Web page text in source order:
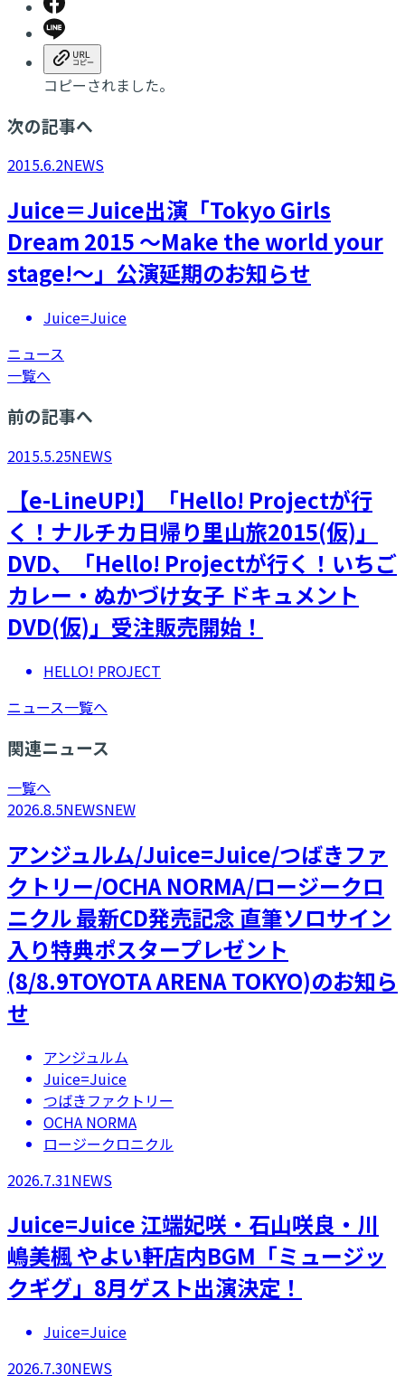
コピーされました。
次の記事へ
2015.6.2NEWS
Juice＝Juice出演「Tokyo Girls
Dream 2015 ～Make the world your
stage!～」公演延期のお知らせ
Juice=Juice
ニュース
一覧へ
前の記事へ
2015.5.25NEWS
【e-LineUP!】「Hello! Projectが行
く！ナルチカ日帰り里山旅2015(仮)」
DVD、「Hello! Projectが行く！いちご
カレー・ぬかづけ女子 ドキュメント
DVD(仮)」受注販売開始！
HELLO! PROJECT
ニュース一覧へ
関連ニュース
一覧へ
2026.8.5NEWSNEW
アンジュルム/Juice=Juice/つばきファ
クトリー/OCHA NORMA/ロージークロ
ニクル 最新CD発売記念 直筆ソロサイン
入り特典ポスタープレゼント
(8/8.9TOYOTA ARENA TOKYO)のお知ら
せ
アンジュルム
Juice=Juice
つばきファクトリー
OCHA NORMA
ロージークロニクル
2026.7.31NEWS
Juice=Juice 江端妃咲・石山咲良・川
嶋美楓 やよい軒店内BGM「ミュージッ
クギグ」8月ゲスト出演決定！
Juice=Juice
2026.7.30NEWS